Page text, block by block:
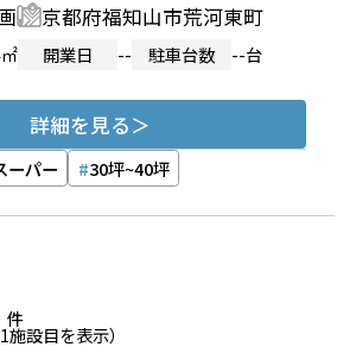
京都府福知山市荒河東町
開業日 -- 駐車台数
--台
詳細を見る
ーパー 30坪~40坪
件
施設目を表示）